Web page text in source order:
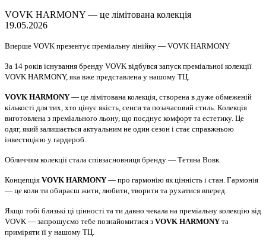
VOVK HARMONY — це лімітована колекція
19.05.2026
Вперше VOVK презентує преміальну лінійку — VOVK HARMONY
За 14 років існування бренду VOVK відбувся запуск преміальної колекції
VOVK HARMONY, яка вже представлена у нашому ТЦ.
VOVK HARMONY — це лімітована колекція, створена в дуже обмеженій
кількості для тих, хто цінує якість, сенси та позачасовий стиль. Колекція
виготовлена з преміального льону, що поєднує комфорт та естетику. Це
одяг, який залишається актуальним не один сезон і стає справжньою
інвестицією у гардероб.
Обличчям колекції стала співзасновниця бренду — Тетяна Вовк.
Концепція VOVK HARMONY — про гармонію як цінність і стан. Гармонія
— це коли ти обираєш жити, любити, творити та рухатися вперед.
Якщо тобі близькі ці цінності та ти давно чекала на преміальну колекцію від
VOVK — запрошуємо тебе познайомитися з VOVK HARMONY та
приміряти її у нашому ТЦ.